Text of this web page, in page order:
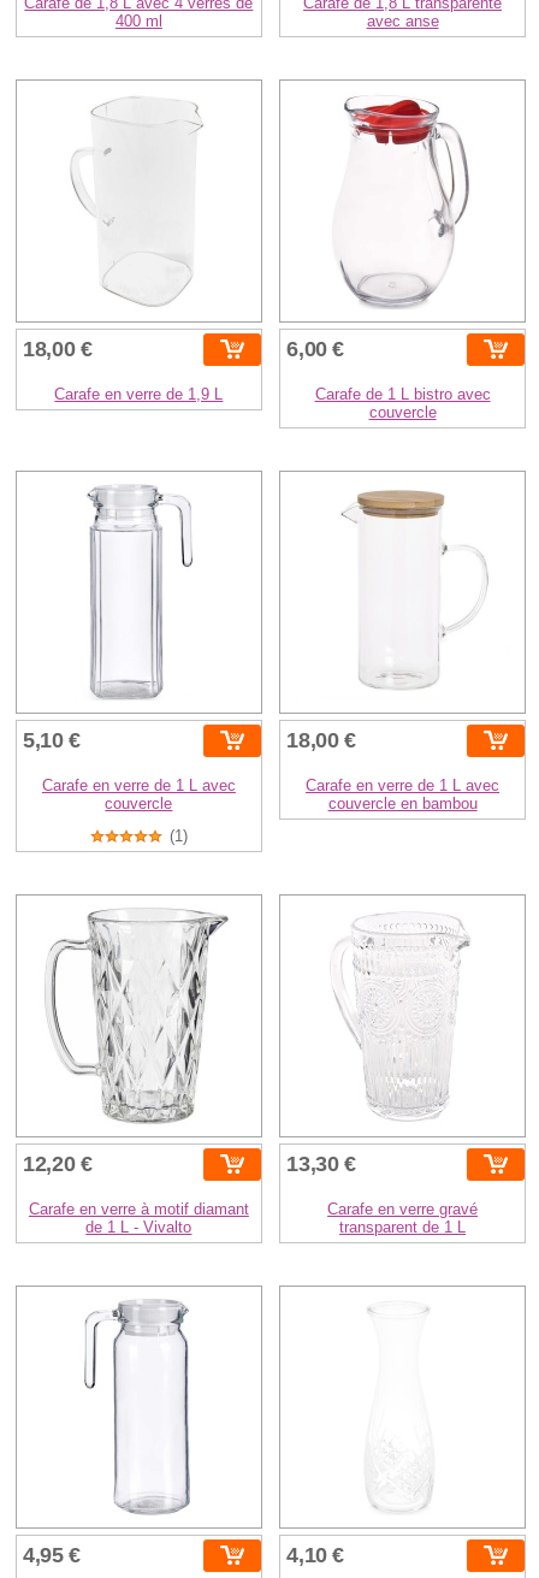
400 ml
avec anse
18,00 €
Carafe en verre de 1,9 L
6,00 €
Carafe de 1 L bistro avec
couvercle
5,10 €
Carafe en verre de 1 L avec
couvercle
(1)
18,00 €
Carafe en verre de 1 L avec
couvercle en bambou
12,20 €
Carafe en verre à motif diamant
de 1 L - Vivalto
13,30 €
Carafe en verre gravé
transparent de 1 L
4,95 € 4,10 €